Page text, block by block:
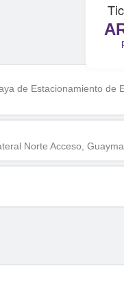
de Estacionamiento de
Norte Acceso,